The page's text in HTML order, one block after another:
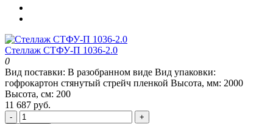
Стеллаж СТФУ-П 1036-2.0
0
Вид поставки: В разобранном виде Вид упаковки:
гофрокартон стянутый стрейч пленкой Высота, мм: 2000
Высота, см: 200
11 687 руб.
-
+